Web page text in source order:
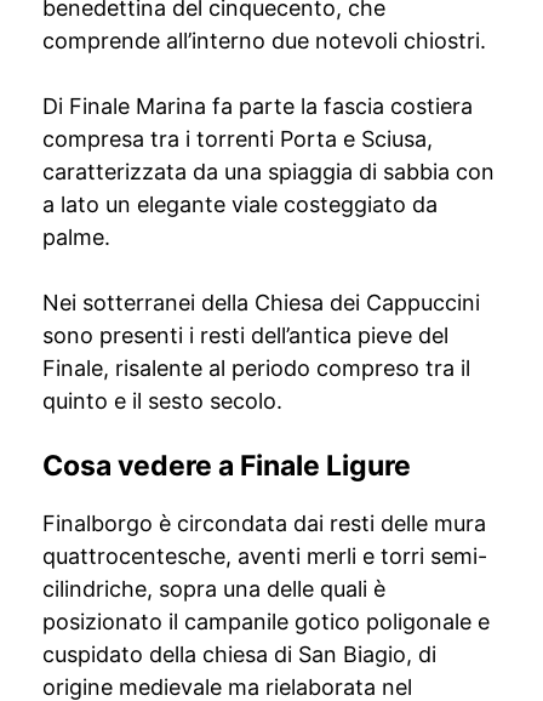
benedettina del cinquecento, che
comprende all’interno due notevoli chiostri.
Di Finale Marina fa parte la fascia costiera
compresa tra i torrenti Porta e Sciusa,
caratterizzata da una spiaggia di sabbia con
a lato un elegante viale costeggiato da
palme.
Nei sotterranei della Chiesa dei Cappuccini
sono presenti i resti dell’antica pieve del
Finale, risalente al periodo compreso tra il
quinto e il sesto secolo.
Cosa vedere a Finale Ligure
Finalborgo è circondata dai resti delle mura
quattrocentesche, aventi merli e torri semi-
cilindriche, sopra una delle quali è
posizionato il campanile gotico poligonale e
cuspidato della chiesa di San Biagio, di
origine medievale ma rielaborata nel